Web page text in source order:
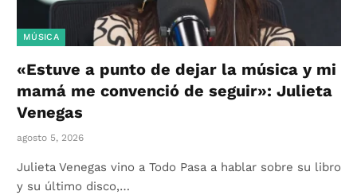
MÚSICA
«Estuve a punto de dejar la música y mi
mamá me convenció de seguir»: Julieta
Venegas
agosto 5, 2026
Julieta Venegas vino a Todo Pasa a hablar sobre su libro
y su último disco,…